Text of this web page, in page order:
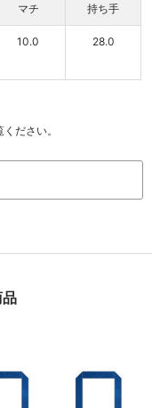
マチ 持ち手
10.0 28.0
ださい。